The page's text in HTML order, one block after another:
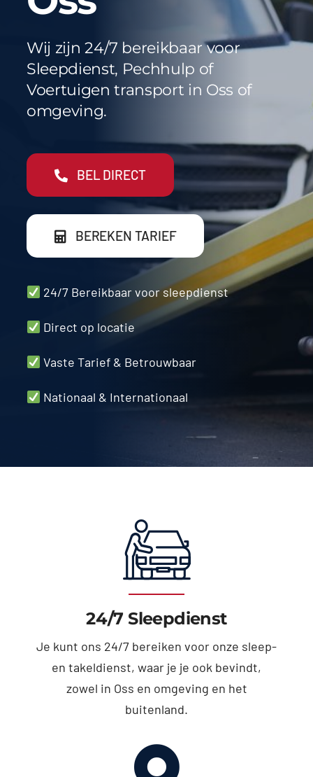
FAQ
Blog
Wij zijn 24/7 bereikbaar voor
Sleepdienst, Pechhulp of
Voertuigen transport in Oss of
omgeving.
BEL DIRECT
BEREKEN TARIEF
24/7 Bereikbaar voor sleepdienst
Direct op locatie
Vaste Tarief & Betrouwbaar
Nationaal & Internationaal
24/7 Sleepdienst
Je kunt ons 24/7 bereiken voor onze sleep-
en takeldienst, waar je je ook bevindt,
zowel in Oss en omgeving en het
buitenland.